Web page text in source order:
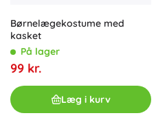
Børnelægekostume med
kasket
På lager
99 kr.
Læg i kurv